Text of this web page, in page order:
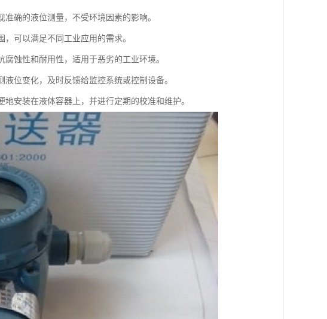
确的液位测量，不受环境因素的影响。
可以满足不同工业应用的需求。
蚀性和耐用性，适用于恶劣的工业环境。
位变化，及时反馈给监控系统或控制设备。
安装在液体容器上，并进行定期的校准和维护。